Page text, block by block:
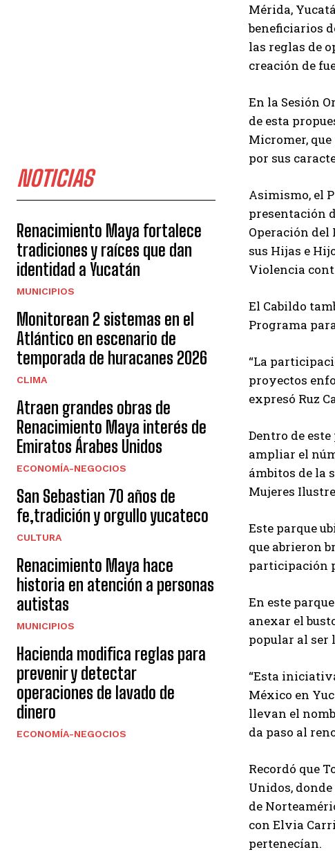
NOTICIAS
Renacimiento Maya fortalece
tradiciones y raíces que dan
identidad a Yucatán
MUNICIPIOS
Monitorean 2 sistemas en el
Atlántico en escenario de
temporada de huracanes 2026
CLIMA
Atraen grandes obras de
Renacimiento Maya interés de
Emiratos Árabes Unidos
ECONOMÍA-NEGOCIOS
San Sebastian 70 años de
fe,tradición y orgullo yucateco
CULTURA
Renacimiento Maya hace
historia en atención a personas
autistas
MUNICIPIOS
Hacienda modifica reglas para
prevenir y detectar
operaciones de lavado de
dinero
ECONOMÍA-NEGOCIOS
Mérida,
beneficiarios
las reglas de
creación de
En la Sesión
de esta
Micromer,
por sus
Asimismo, el
presentación
Operación del
sus Hijas e
Violencia
El Cabildo
Programa
“La
proyectos
expresó Ruz
Dentro de
ampliar el
ámbitos de la
Mujeres
Este parque
que abrieron
participación
En este
anexar el
popular al ser
“Esta
México en
llevan el
da paso al
Recordó que
Unidos,
de
con Elvia
pertenecían.